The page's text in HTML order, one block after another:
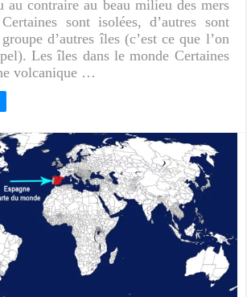
au contraire au beau milieu des mers
sont isolées, d’autres sont
d’autres îles (c’est ce que l’on
Les îles dans le monde Certaines
volcanique …